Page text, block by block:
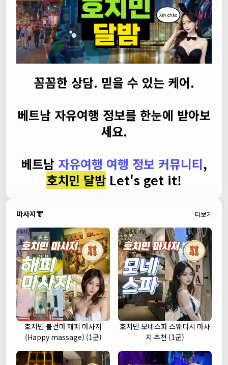
꼼꼼한 상담. 믿을 수 있는 케어.
베트남 자유여행 정보를 한눈에 받아보
세요.
베트남 자유여행 여행 정보 커뮤니티,
호치민 달밤 Let's get it!
마사지👘 더보기
호치민 불건마 해피 마사지
(Happy massage) (1군)
호치민 모네스파 스웨디시 마사
지 추천 (1군)